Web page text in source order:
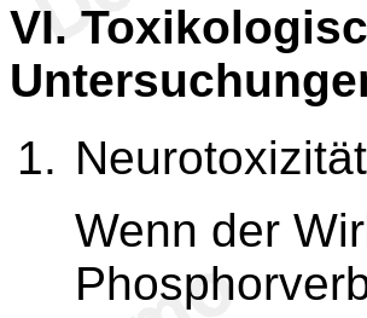
VI.
Wenn der